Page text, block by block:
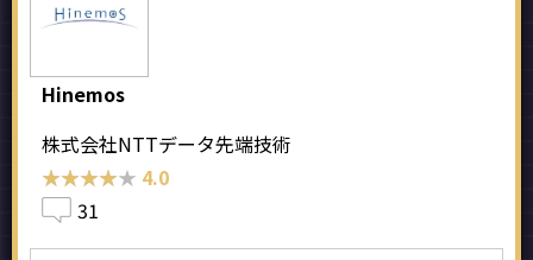
Hinemos
株式会社NTTデータ先端技術
★★★★★
★★★★★ 4.0
31